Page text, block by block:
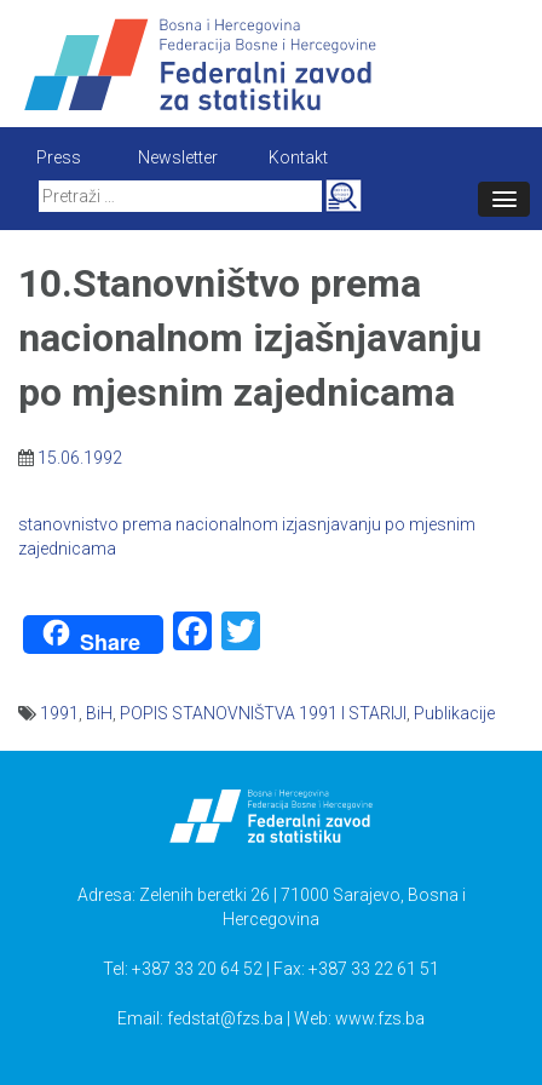
content
Press Newsletter
Kontakt
Search
for:
10.Stanovništvo prema
nacionalnom izjašnjavanju
po mjesnim zajednicama
15.06.1992
stanovnistvo prema nacionalnom izjasnjavanju po mjesnim
zajednicama
Share Facebook
1991 BiH POPIS STANOVNIŠTVA 1991 I STARIJI Publikacije
Adresa: Zelenih beretki 26 | 71000 Sarajevo, Bosna i
Hercegovina
Tel: +387 33 20 64 52 | Fax: +387 33 22 61 51
Email: fedstat@fzs.ba | Web: www.fzs.ba